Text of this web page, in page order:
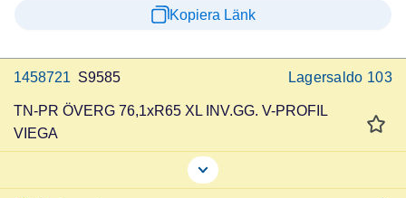
Kopiera Länk
1458721 S9585 Lagersaldo 103
TN-PR ÖVERG 76,1xR65 XL INV.GG. V-PROFIL
VIEGA